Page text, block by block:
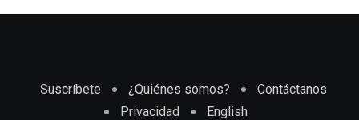
Suscríbete ¿Quiénes somos?
Contáctanos
Privacidad
English